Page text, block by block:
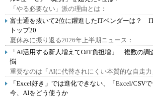
「やる必要ない」派の理由とは：
富士通を抜いて2位に躍進したITベンダーは？
トップ20
夏休みに振り返る2026年上半期ニュース：
「AI活用する新人増えてOJT負担増」 複数の調
悩
重要なのは「AIに代替されにくい本質的な自走力
「Excel好き」では進化できない、「Excel/CSV
今、AIをどう使うか